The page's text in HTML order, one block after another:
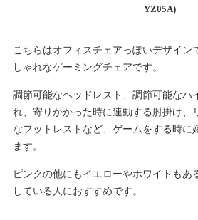
YZ05A)
こちらはオフィスチェアっぽいデザイン
しゃれなゲーミングチェアです。
調節可能なヘッドレスト、調節可能なハ
れ、寄りかかった時に連動する肘掛け、
なフットレストなど、ゲームをする時に
ます。
ピンクの他にもイエローやホワイトもあ
している人におすすめです。